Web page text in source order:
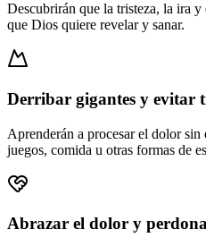
Descubrirán que la tristeza, la ira y
que Dios quiere revelar y sanar.
Derribar gigantes y evitar
Aprenderán a procesar el dolor sin
juegos, comida u otras formas de
Abrazar el dolor y